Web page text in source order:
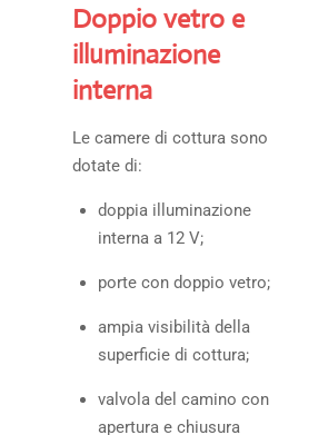
Doppio vetro e
illuminazione
interna
Le camere di cottura sono
dotate di:
doppia illuminazione
interna a 12 V;
porte con doppio vetro;
ampia visibilità della
superficie di cottura;
valvola del camino con
apertura e chiusura